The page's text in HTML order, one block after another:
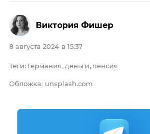
8 августа 2024 в 15:37
Теги: Германия, деньги, пенсия
Обложка: unsplash.com
Виктория Фишер